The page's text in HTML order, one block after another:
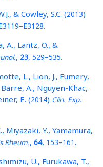
& Cowley, S.C. (2013)
–E3128.
A., Lantz, O., &
, 23, 529–535.
L., Lion, J., Fumery,
A., Nguyen-Khac,
E. (2014) Clin. Exp.
Miyazaki, Y., Yamamura,
Rheum., 64, 153–161.
U., Furukawa, T.,